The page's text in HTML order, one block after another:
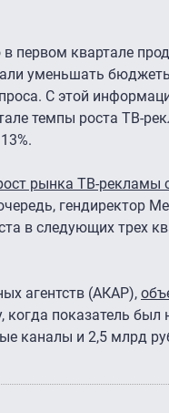
первом квартале
уменьшать
С этой
темпы роста ТВ-
рынка ТВ-рекламы
гендиректор
в следующих трех
агентств (АКАР),
когда показатель был
каналы и 2,5 млрд